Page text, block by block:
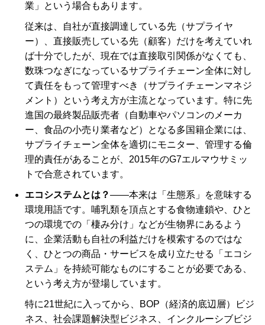
業」という場合もあります。
従来は、自社が直接調達している先（サプライヤ
ー）、直接販売している先（顧客）だけを考えていれ
ば十分でしたが、現在では直接取引関係がなくても、
数珠つなぎになっているサプライチェーン全体に対し
て責任をもって管理すべき（サプライチェーンマネジ
メント）という考え方が主流となっています。特に先
進国の最終製品販売者（自動車やパソコンのメーカ
ー、食品の小売り業者など）となる多国籍企業には、
サプライチェーン全体を適切にモニター、管理する倫
理的責任があることが、2015年のG7エルマウサミッ
トで合意されています。
エコシステムとは？――本来は「生態系」を意味する
環境用語です。哺乳類を頂点とする食物連鎖や、ひと
つの環境での「棲み分け」などが生物界にあるよう
に、企業活動も自社の利益だけを模索するのではな
く、ひとつの商品・サービスを成り立たせる「エコシ
ステム」を持続可能なものにすることが必要である、
という考え方が登場しています。
特に21世紀に入ってから、BOP（経済的底辺層）ビジ
ネス、社会課題解決型ビジネス、インクルーシブビジ